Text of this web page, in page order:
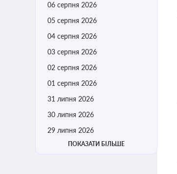
06 серпня 2026
05 серпня 2026
04 серпня 2026
03 серпня 2026
02 серпня 2026
01 серпня 2026
31 липня 2026
30 липня 2026
29 липня 2026
ПОКАЗАТИ БІЛЬШЕ